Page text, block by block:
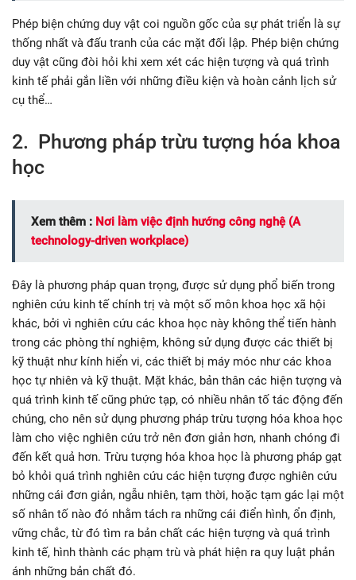
Phép biện chứng duy vật coi nguồn gốc của sự phát triển là sự
thống nhất và đấu tranh của các mặt đối lập. Phép biện chứng
duy vật cũng đòi hỏi khi xem xét các hiện tượng và quá trình
kinh tế phải gắn liền với những điều kiện và hoàn cảnh lịch sử
cụ thể…
2. Phương pháp trừu tượng hóa khoa
học
Xem thêm : Nơi làm việc định hướng công nghệ (A
technology-driven workplace)
Đây là phương pháp quan trọng, được sử dụng phổ biến trong
nghiên cứu kinh tế chính trị và một số môn khoa học xã hội
khác, bởi vì nghiên cứu các khoa học này không thể tiến hành
trong các phòng thí nghiệm, không sử dụng được các thiết bị
kỹ thuật như kính hiển vi, các thiết bị máy móc như các khoa
học tự nhiên và kỹ thuật. Mặt khác, bản thân các hiện tượng và
quá trình kinh tế cũng phức tạp, có nhiều nhân tố tác động đến
chúng, cho nên sử dụng phương pháp trừu tượng hóa khoa học
làm cho việc nghiên cứu trở nên đơn giản hơn, nhanh chóng đi
đến kết quả hơn. Trừu tượng hóa khoa học là phương pháp gạt
bỏ khỏi quá trình nghiên cứu các hiện tượng được nghiên cứu
những cái đơn giản, ngẫu nhiên, tạm thời, hoặc tạm gác lại một
số nhân tố nào đó nhằm tách ra những cái điển hình, ổn định,
vững chắc, từ đó tìm ra bản chất các hiện tượng và quá trình
kinh tế, hình thành các phạm trù và phát hiện ra quy luật phản
ánh những bản chất đó.